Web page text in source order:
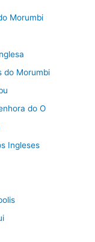
Morumbi
do Morumbi
do O
Ingleses